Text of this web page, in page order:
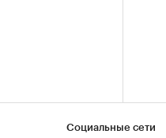
Социальные сети